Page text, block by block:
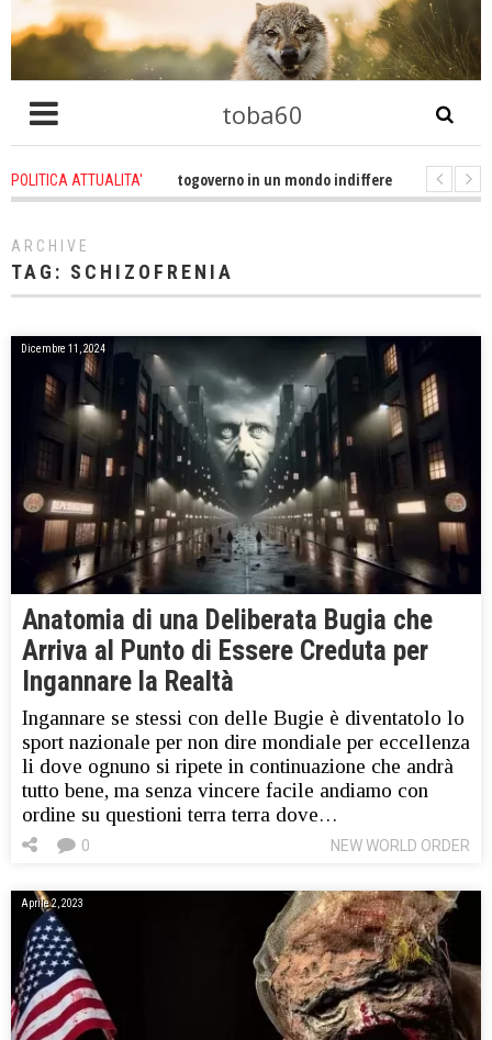
toba60
POLITICA ATTUALITA'
filosofia dell'autogoverno in un mondo indifferente, codardo,
ARCHIVE
TAG: SCHIZOFRENIA
Dicembre 11, 2024
Anatomia di una Deliberata Bugia che
Arriva al Punto di Essere Creduta per
Ingannare la Realtà
Ingannare se stessi con delle Bugie è diventatolo lo
sport nazionale per non dire mondiale per eccellenza
li dove ognuno si ripete in continuazione che andrà
tutto bene, ma senza vincere facile andiamo con
ordine su questioni terra terra dove…
NEW WORLD ORDER
0
Aprile 2, 2023